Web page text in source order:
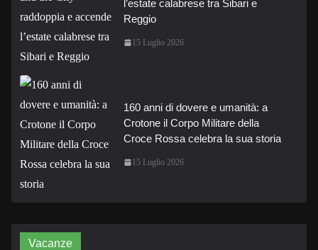
l’estate calabrese tra Sibari e
Reggio
15 Luglio 2026
160 anni di dovere e umanità: a
Crotone il Corpo Militare della
Croce Rossa celebra la sua storia
15 Luglio 2026
Vacanze